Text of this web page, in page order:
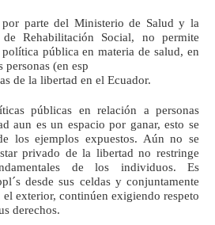
parte del Ministerio de Salud y la
Rehabilitación Social, no permite
pública en materia de salud, en
personas (en esp
de la libertad en el Ecuador.
públicas en relación a personas
aun es un espacio por ganar, esto se
los ejemplos expuestos. Aún no se
privado de la libertad no restringe
de los individuos. Es
desde sus celdas y conjuntamente
exterior, continúen exigiendo respeto
derechos.